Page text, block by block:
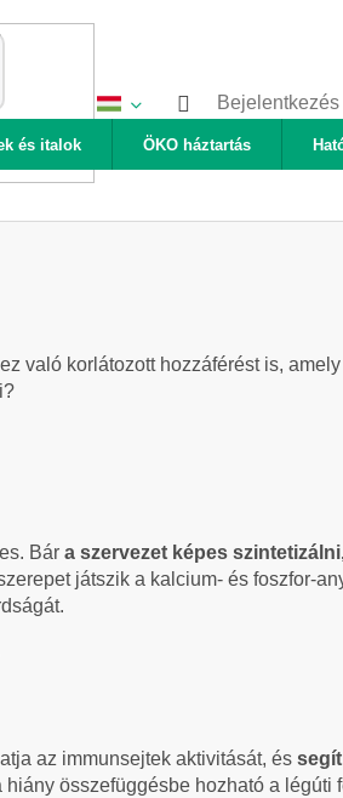
Bejelentkezés
és italok ÖKO háztartás
való korlátozott hozzáférést is,
Bár a szervezet képes
játszik a kalcium- és foszfor-
az immunsejtek aktivitását, és
összefüggésbe hozható a légúti